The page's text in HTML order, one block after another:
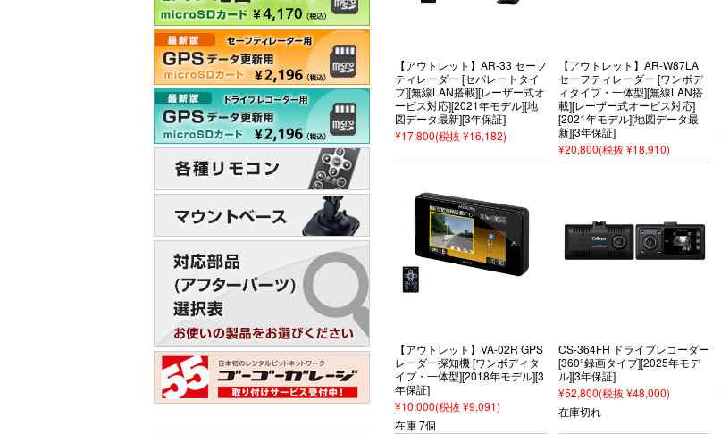
【アウトレット】AR-33 セーフ
ティレーダー [セパレートタイ
プ][無線LAN搭載][レーザー式オ
ービス対応][2021年モデル][地
図データ最新][3年保証]
¥17,800(税抜 ¥16,182)
【アウトレット】AR-W87LA
セーフティレーダー [ワンボデ
ィタイプ・一体型][無線LAN搭
載][レーザー式オービス対応]
[2021年モデル][地図データ最
新][3年保証]
¥20,800(税抜 ¥18,910)
【アウトレット】VA-02R GPS
レーダー探知機 [ワンボディタ
イプ・一体型][2018年モデル][3
年保証]
¥10,000(税抜 ¥9,091)
在庫 7個
CS-364FH ドライブレコーダー
[360°録画タイプ][2025年モデ
ル][3年保証]
¥52,800(税抜 ¥48,000)
在庫切れ